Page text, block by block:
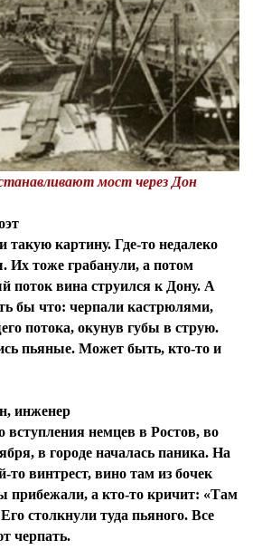
мост через Дон
картину. Где-то недалеко
тоже грабанули, а потом
поток вина струился к Дону. А
бы что: черпали кастрюлями,
потока, окунув губы в струю.
пьяные. Может быть, кто-то и
инженер
вступления немцев в Ростов, во
в городе началась паника. На
винтрест, вино там из бочек
а кто-то кричит: «Там
столкнули туда пьяного. Все
черпать.